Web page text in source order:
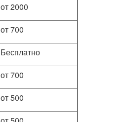
от 2000
от 700
Бесплатно
от 700
от 500